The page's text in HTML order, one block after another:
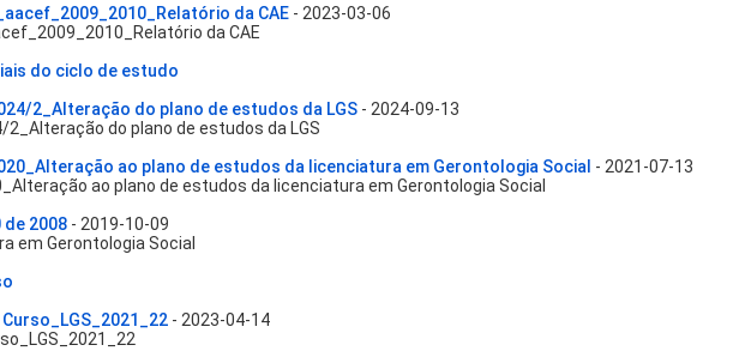
da CAE - 2023-03-06
da CAE
do ciclo de estudo
2_Alteração do plano de estudos da LGS - 2024-09-13
2_Alteração do plano de estudos da LGS
ao plano de estudos da licenciatura em Gerontologia Social - 2021-07-13
ao plano de estudos da licenciatura em Gerontologia Social
de 2008 - 2019-10-09
em Gerontologia Social
- 2023-04-14